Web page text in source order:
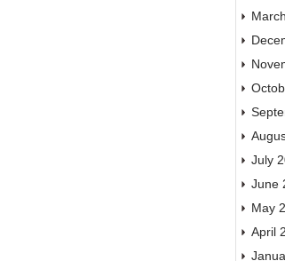
July
June
May
April